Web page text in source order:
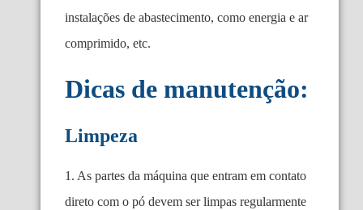
instalações de abastecimento, como energia e ar
comprimido, etc.
Dicas de manutenção:
Limpeza
1. As partes da máquina que entram em contato
direto com o pó devem ser limpas regularmente